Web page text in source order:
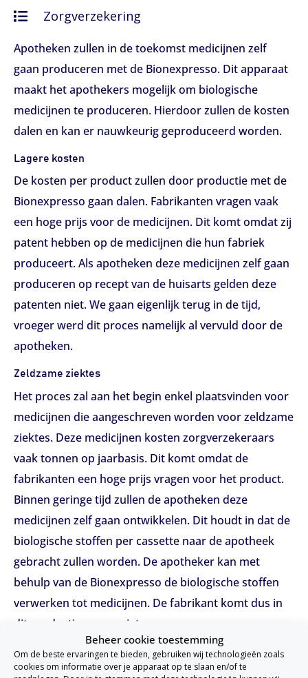
Beheer cookie toestemming
Om de beste ervaringen te bieden, gebruiken wij technologieën zoals
cookies om informatie over je apparaat op te slaan en/of te
Zorgverzekering
Apotheken zullen in de toekomst medicijnen zelf
gaan produceren met de Bionexpresso. Dit apparaat
maakt het apothekers mogelijk om biologische
medicijnen te produceren. Hierdoor zullen de kosten
dalen en kan er nauwkeurig geproduceerd worden.
Lagere kosten
De kosten per product zullen door productie met de
Bionexpresso gaan dalen. Fabrikanten vragen vaak
een hoge prijs voor de medicijnen. Dit komt omdat zij
patent hebben op de medicijnen die hun fabriek
produceert. Als apotheken deze medicijnen zelf gaan
produceren op recept van de huisarts gelden deze
patenten niet. We gaan eigenlijk terug in de tijd,
vroeger werd dit proces namelijk al vervuld door de
apotheken.
Zeldzame ziektes
Het proces zal aan het begin enkel plaatsvinden voor
medicijnen die aangeschreven worden voor zeldzame
ziektes. Deze medicijnen kosten zorgverzekeraars
vaak tonnen op jaarbasis. Dit komt omdat de
fabrikanten een hoge prijs vragen voor het product.
Binnen geringe tijd zullen de apotheken deze
medicijnen zelf gaan ontwikkelen. Dit houdt in dat de
biologische stoffen per cassette naar de apotheek
gebracht zullen worden. De apotheker kan met
behulp van de Bionexpresso de biologische stoffen
verwerken tot medicijnen. De fabrikant komt dus in
dit productieproces niet meer voor.
Twijfels
Adam Cohen, hoogleraar klinische farmacologie, is